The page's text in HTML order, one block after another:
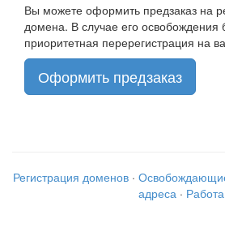
Вы можете оформить предзаказ на
домена. В случае его освобождения
приоритетная перерегистрация на
Оформить предзаказ
Регистрация доменов ·
адреса · Работа